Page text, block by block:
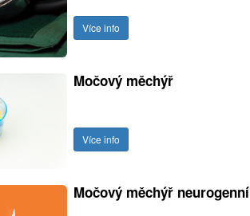
Více info
Močový měchýř
Více info
Močový měchýř neurogenní